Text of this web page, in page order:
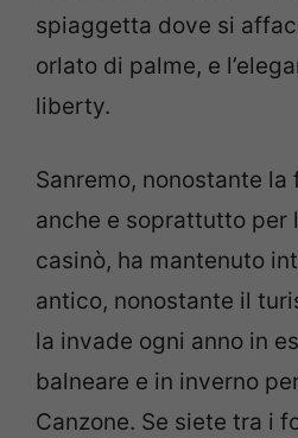
spiaggetta dove si
orlato di palme, e
liberty.
Sanremo, nonostante la
anche e soprattutto per
casinò, ha mantenuto
antico, nonostante il
la invade ogni anno in
balneare e in inverno
Canzone. Se siete tra i